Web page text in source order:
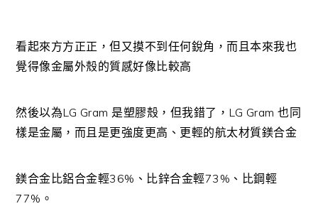
看起來方方正正，但又摸不到任何銳角，而且本來我也
覺得像金屬外殼的質感好像比較高
然後以為LG Gram 是塑膠殼，但我錯了，LG Gram 也同
樣是金屬，而且是更強度更高、更輕的航太材質鎂合金
鎂合金比鋁合金輕36%、比鋅合金輕73%、比鋼輕
77%。